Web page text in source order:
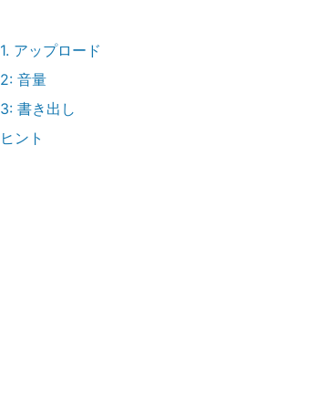
1. アップロード
2: 音量
3: 書き出し
ヒント